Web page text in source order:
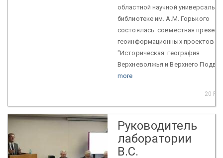
областной научной
библиотеке им. А.М. Горького
состоялась cовместная
геоинформационных проектов
"Историческая география
Верхневолжья и Верхнего Подв...
more
20
Руководитель
лаборатории
В.С.